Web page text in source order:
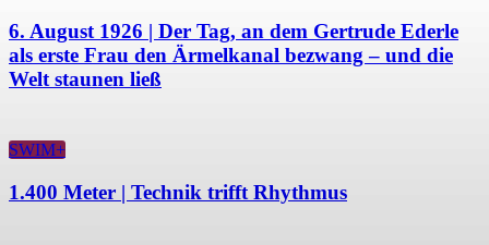
6. August 1926 | Der Tag, an dem Gertrude Ederle
als erste Frau den Ärmelkanal bezwang – und die
Welt staunen ließ
SWIM+
1.400 Meter | Technik trifft Rhythmus